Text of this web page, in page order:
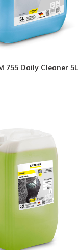
755 Daily Cleaner 5L